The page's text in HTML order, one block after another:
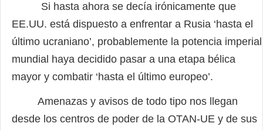
Si hasta ahora se decía irónicamente que
EE.UU. está dispuesto a enfrentar a Rusia ‘hasta el
último ucraniano’, probablemente la potencia imperial
mundial haya decidido pasar a una etapa bélica
mayor y combatir ‘hasta el último europeo’.
Amenazas y avisos de todo tipo nos llegan
desde los centros de poder de la OTAN-UE y de sus